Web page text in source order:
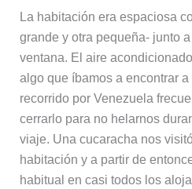
La habitación era espaciosa
grande y otra pequeña- junto
ventana. El aire
algo que íbamos a encontrar
recorrido por Venezuela
cerrarlo para no helarnos
viaje. Una cucaracha nos
habitación y a partir de
habitual en casi todos los